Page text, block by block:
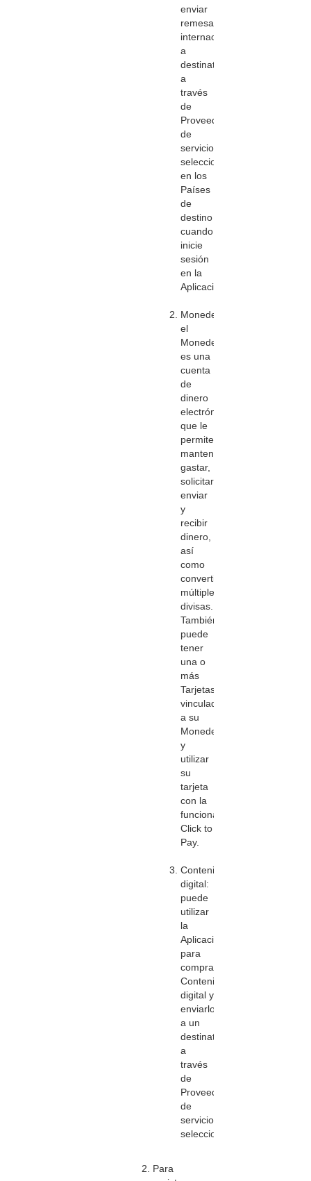
enviar
remesas
internacionales
a
destinatarios
a
través
de
Proveedores
de
servicios
seleccionados
en los
Países
de
destino
cuando
inicie
sesión
en la
Aplicación.
Monedero:
el
Monedero
es una
cuenta
de
dinero
electrónico
que le
permite
mantener,
gastar,
solicitar,
enviar
y
recibir
dinero,
así
como
convertir
múltiples
divisas.
También
puede
tener
una o
más
Tarjetas
vinculadas
a su
Monedero
y
utilizar
su
tarjeta
con la
funcionalidad
Click to
Pay.
Contenido
digital:
puede
utilizar
la
Aplicación
para
comprarnos
Contenido
digital y
enviarlo
a un
destinatario
a
través
de
Proveedores
de
servicios
seleccionados.
Para